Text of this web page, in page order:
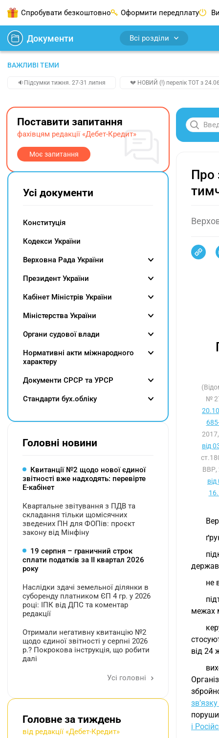
Спробувати безкоштовно Оформити передплату
Документи Всі розділи
ВАЖЛИВІ ТЕМИ
🔉Підсумки тижня. 27-31 липня 💔 НОВИЙ (!) перелік ТОТ з
Про
№
від
ВВР,
не
межах
від 24
і
Поставити запитання
фахівцям редакції «Дебет-Кредит»
Моє запитання
Усі документи
Конституція
Кодекси України
Верховна Рада України
Президент України
Кабінет Міністрів України
Міністерства України
Органи судової влади
Нормативні акти міжнародного
характеру
Документи СРСР та УРСР
Cтандарти бух.обліку
Головні новини
Квитанції №2 щодо нової єдиної
звітності вже надходять: перевірте
Е-кабінет
Квартальне звітування з ПДВ та
складання тільки щомісячних
зведених ПН для ФОПів: проєкт
закону від Мінфіну
19 серпня – граничний строк
сплати податків за ІI квартал 2026
року
Наслідки здачі земельної ділянки в
суборенду платником ЄП 4 гр. у 2026
році: ІПК від ДПС та коментар
редакції
Отримали негативну квитанцію №2
щодо єдиної звітності у серпні 2026
р.? Покрокова інструкція, що робити
далі
Усі головні
Головне за тиждень
від редакції «Дебет-Кредит»